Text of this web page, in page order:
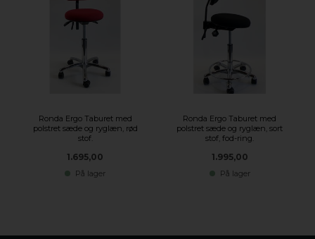
Ronda Ergo Taburet med
polstret sæde og ryglæn, rød
stof.
1.695,00
På lager
Ronda Ergo Taburet med
polstret sæde og ryglæn, sort
stof, fod-ring.
1.995,00
På lager